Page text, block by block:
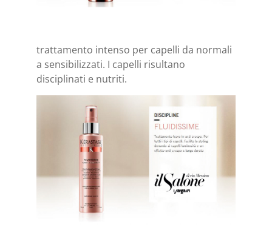
trattamento intenso per capelli da normali
a sensibilizzati. I capelli risultano
disciplinati e nutriti.